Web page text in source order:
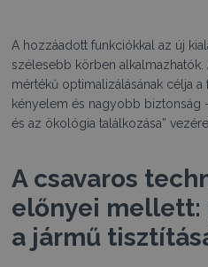
A hozzáadott funkciókkal az új
szélesebb körben alkalmazhatók.
mértékű optimalizálásának célja
kényelem és nagyobb biztonság
és az ökológia találkozása”
A csavaros
előnyei mellett:
a jármű